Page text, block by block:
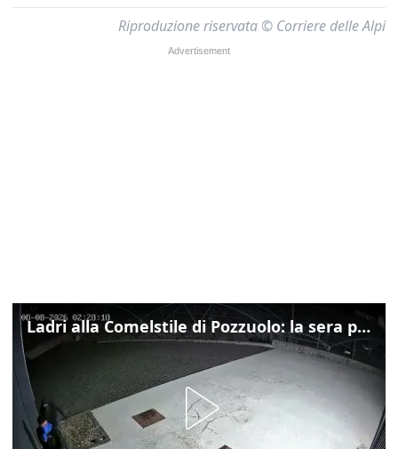
Riproduzione riservata © Corriere delle Alpi
Ladri alla Comelstile di Pozzuolo: la sera prima il tentato furto a Buja, ecco le immagini